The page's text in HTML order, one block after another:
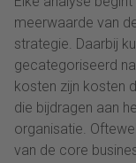
meerwaarde van
strategie. Daarbij
gecategoriseerd
kosten zijn kosten
die bijdragen aan
organisatie.
van de core